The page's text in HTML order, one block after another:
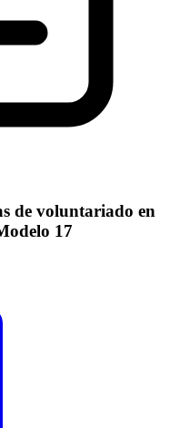
de voluntariado en
17